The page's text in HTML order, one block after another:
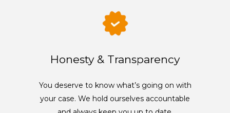
Honesty & Transparency
You deserve to know what’s going on with
your case. We hold ourselves accountable